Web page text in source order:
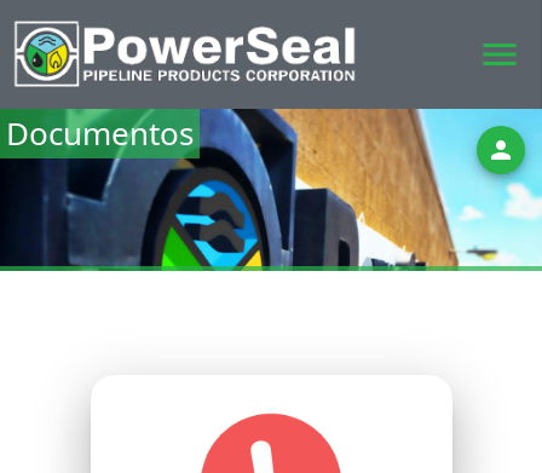
menu
person
Documentos